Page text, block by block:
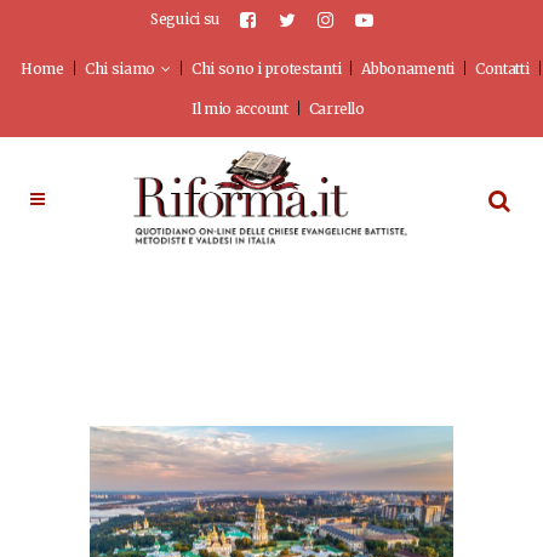
Seguici su
Home Chi siamo Chi sono i protestanti Abbonamenti Contatti
Il mio account Carrello